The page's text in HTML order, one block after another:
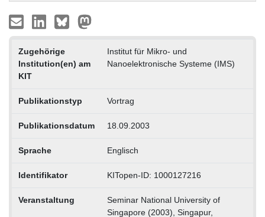
Zugehörige
Institution(en) am
KIT
Institut für Mikro- und
Nanoelektronische Systeme (IMS)
Publikationstyp Vortrag
Publikationsdatum 18.09.2003
Sprache Englisch
Identifikator KITopen-ID: 1000127216
Veranstaltung
Seminar National University of
Singapore (2003), Singapur,